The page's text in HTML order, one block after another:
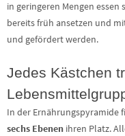
in geringeren Mengen
bereits früh ansetzen und
und gefördert werden.
Jedes Kästchen
In der Ernährungspyramide
sechs Ebenen ihren Platz.